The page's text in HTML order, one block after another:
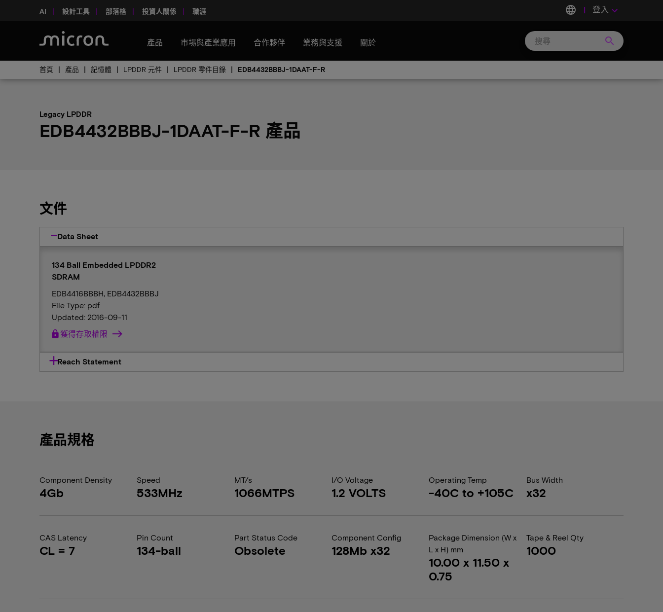
AI 設計工具 部落格 投資人關係 職涯 language 登入 keyboard_arrow_down
產品 市場與產業應用 合作夥伴 業務與支援 關於 search
首頁 產品 記憶體 LPDDR 元件 LPDDR 零件目錄 EDB4432BBBJ-1DAAT-F-R
Legacy LPDDR
EDB4432BBBJ-1DAAT-F-R 產品
文件
Data Sheet
134 Ball Embedded LPDDR2
SDRAM
EDB4416BBBH, EDB4432BBBJ
File Type: pdf
Updated: 2016-09-11
lock 獲得存取權限
Reach Statement
產品規格
Component Density
4Gb
Speed
533MHz
MT/s
1066MTPS
I/O Voltage
1.2 VOLTS
Operating Temp
-40C to +105C
Bus Width
x32
CAS Latency
CL = 7
Pin Count
134-ball
Part Status Code
Obsolete
Component Config
128Mb x32
Package Dimension (W x
L x H) mm
10.00 x 11.50 x
0.75
Tape & Reel Qty
1000